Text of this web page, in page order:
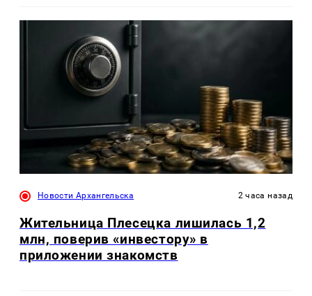
Новости Архангельска 2 часа назад
Жительница Плесецка лишилась 1,2
млн, поверив «инвестору» в
приложении знакомств